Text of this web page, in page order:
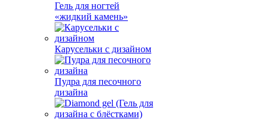
Гель для ногтей
«жидкий камень»
Карусельки с дизайном
Пудра для песочного
дизайна